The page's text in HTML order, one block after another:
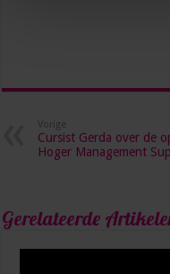
Vorige
Cursist Gerda over de
Hoger Management
Gerelateerde